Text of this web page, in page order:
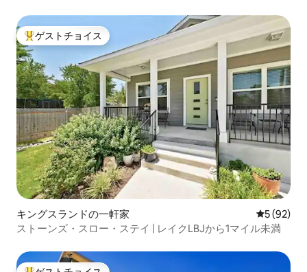
大好評のゲストチョイスです。
ゲストチョイス
キングスランドの一軒家 レビュー
5 (92)
ストーンズ・スロー・ステイ | レイクLBJから1マイル未満